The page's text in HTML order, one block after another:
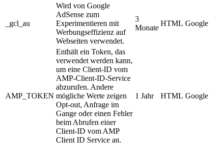
_gcl_au
Wird von Google
AdSense zum
Experimentieren mit
Werbungseffizienz auf
Webseiten verwendet.
3
Monate
HTML Google
AMP_TOKEN
Enthält ein Token, das
verwendet werden kann,
um eine Client-ID vom
AMP-Client-ID-Service
abzurufen. Andere
mögliche Werte zeigen
Opt-out, Anfrage im
Gange oder einen Fehler
beim Abrufen einer
Client-ID vom AMP
Client ID Service an.
1 Jahr HTML Google